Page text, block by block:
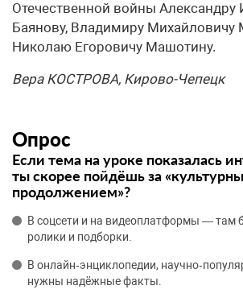
Отечественной войны Александру
Баянову, Владимиру Михайловичу
Николаю Егоровичу Машотину.
Вера КОСТРОВА, Кирово-Чепецк
Опрос
Если тема на уроке показалась
ты скорее пойдёшь за
продолжением»?
В соцсети и на видеоплатформы — там
ролики и подборки.
В онлайн‑энциклопедии,
нужны надёжные факты.